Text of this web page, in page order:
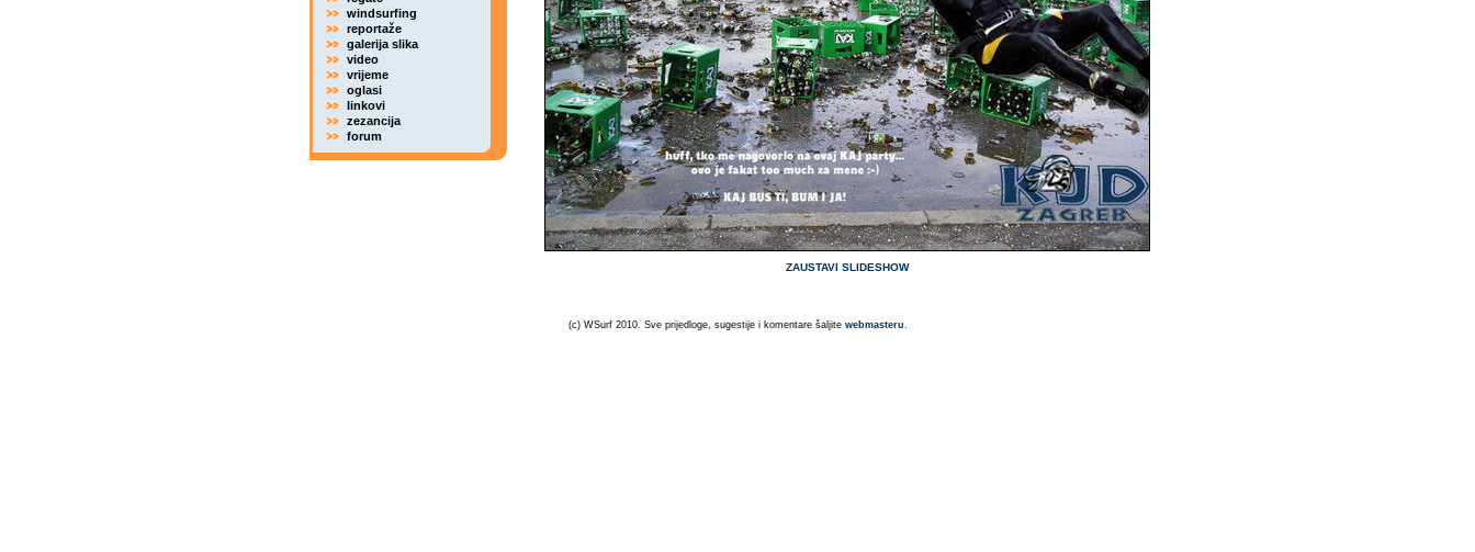
windsurfing
reportaže
galerija slika
video
vrijeme
oglasi
linkovi
zezancija
forum
ZAUSTAVI SLIDESHOW
(c) WSurf 2010. Sve prijedloge, sugestije i komentare šaljite webmasteru